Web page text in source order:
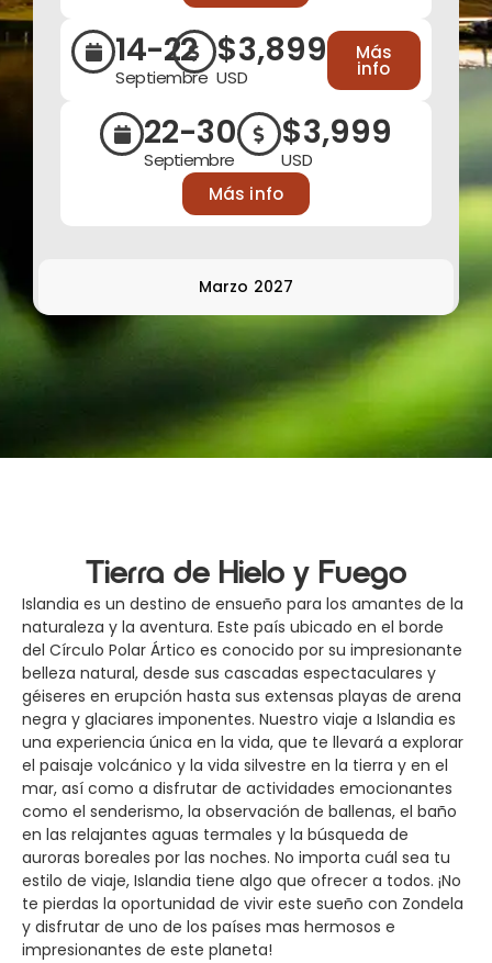
Marzo 2027
14-22
Septiembre
$3,899
USD
Más
info
22-30
Septiembre
$3,999
USD
Más info
Tierra de Hielo y Fuego
Islandia es un destino de ensueño para los amantes de la
naturaleza y la aventura. Este país ubicado en el borde
del Círculo Polar Ártico es conocido por su impresionante
belleza natural, desde sus cascadas espectaculares y
géiseres en erupción hasta sus extensas playas de arena
negra y glaciares imponentes. Nuestro viaje a Islandia es
una experiencia única en la vida, que te llevará a explorar
el paisaje volcánico y la vida silvestre en la tierra y en el
mar, así como a disfrutar de actividades emocionantes
como el senderismo, la observación de ballenas, el baño
en las relajantes aguas termales y la búsqueda de
auroras boreales por las noches. No importa cuál sea tu
estilo de viaje, Islandia tiene algo que ofrecer a todos. ¡No
te pierdas la oportunidad de vivir este sueño con Zondela
y disfrutar de uno de los países mas hermosos e
impresionantes de este planeta!